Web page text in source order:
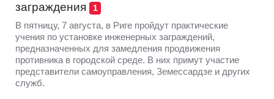
заграждения
1
В пятницу, 7 августа, в Риге пройдут практические
учения по установке инженерных заграждений,
предназначенных для замедления продвижения
противника в городской среде. В них примут участие
представители самоуправления, Земессардзе и других
служб.